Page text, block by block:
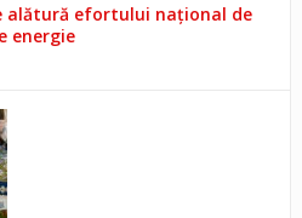
alătură efortului național de
energie